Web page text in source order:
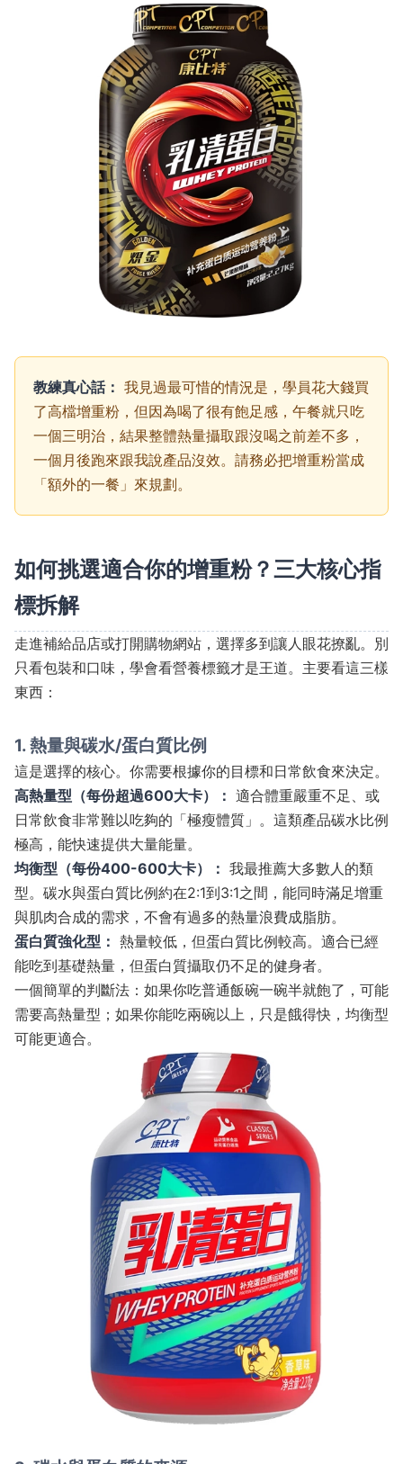
教練真心話： 我見過最可惜的情況是，學員花大錢買
了高檔增重粉，但因為喝了很有飽足感，午餐就只吃
一個三明治，結果整體熱量攝取跟沒喝之前差不多，
一個月後跑來跟我說產品沒效。請務必把增重粉當成
「額外的一餐」來規劃。
如何挑選適合你的增重粉？三大核心指
標拆解
走進補給品店或打開購物網站，選擇多到讓人眼花撩亂。別
只看包裝和口味，學會看營養標籤才是王道。主要看這三樣
東西：
1. 熱量與碳水/蛋白質比例
這是選擇的核心。你需要根據你的目標和日常飲食來決定。
高熱量型（每份超過600大卡）： 適合體重嚴重不足、或
日常飲食非常難以吃夠的「極瘦體質」。這類產品碳水比例
極高，能快速提供大量能量。
均衡型（每份400-600大卡）： 我最推薦大多數人的類
型。碳水與蛋白質比例約在2:1到3:1之間，能同時滿足增重
與肌肉合成的需求，不會有過多的熱量浪費成脂肪。
蛋白質強化型： 熱量較低，但蛋白質比例較高。適合已經
能吃到基礎熱量，但蛋白質攝取仍不足的健身者。
一個簡單的判斷法：如果你吃普通飯碗一碗半就飽了，可能
需要高熱量型；如果你能吃兩碗以上，只是餓得快，均衡型
可能更適合。